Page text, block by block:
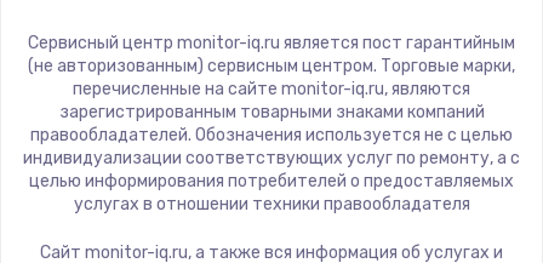
Сервисный центр monitor-iq.ru является пост гарантийным
(не авторизованным) сервисным центром. Торговые марки,
перечисленные на сайте monitor-iq.ru, являются
зарегистрированным товарными знаками компаний
правообладателей. Обозначения используется не с целью
индивидуализации соответствующих услуг по ремонту, а с
целью информирования потребителей о предоставляемых
услугах в отношении техники правообладателя
Сайт monitor-iq.ru, а также вся информация об услугах и